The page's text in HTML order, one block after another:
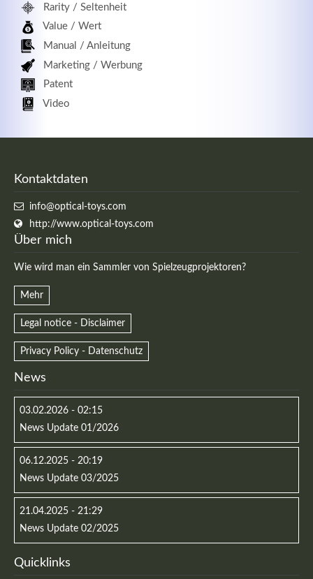
Rarity / Seltenheit
Value / Wert
Manual / Anleitung
Marketing / Werbung
Patent
Video
Kontaktdaten
info@optical-toys.com
http://www.optical-toys.com
Über mich
Wie wird man ein Sammler von Spielzeugprojektoren?
Mehr
Legal notice - Disclaimer
Privacy Policy - Datenschutz
News
03.02.2026 - 02:15
News Update 01/2026
06.12.2025 - 20:19
News Update 03/2025
21.04.2025 - 21:29
News Update 02/2025
Quicklinks